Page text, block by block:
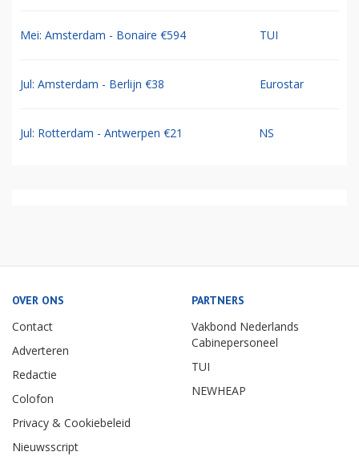
Mei: Amsterdam - Bonaire €594 TUI
Jul: Amsterdam - Berlijn €38 Eurostar
Jul: Rotterdam - Antwerpen €21 NS
OVER ONS
Contact
Adverteren
Redactie
Colofon
Privacy & Cookiebeleid
Nieuwsscript
PARTNERS
Vakbond Nederlands
Cabinepersoneel
TUI
NEWHEAP